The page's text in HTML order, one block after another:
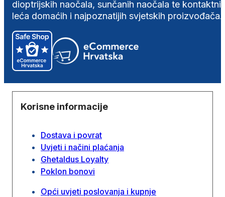
dioptrijskih naočala, sunčanih naočala te
leća domaćih i najpoznatijih svjetskih proizvođača.
Korisne informacije
Dostava i povrat
Uvjeti i načini plaćanja
Ghetaldus Loyalty
Poklon bonovi
Opći uvjeti poslovanja i kupnje